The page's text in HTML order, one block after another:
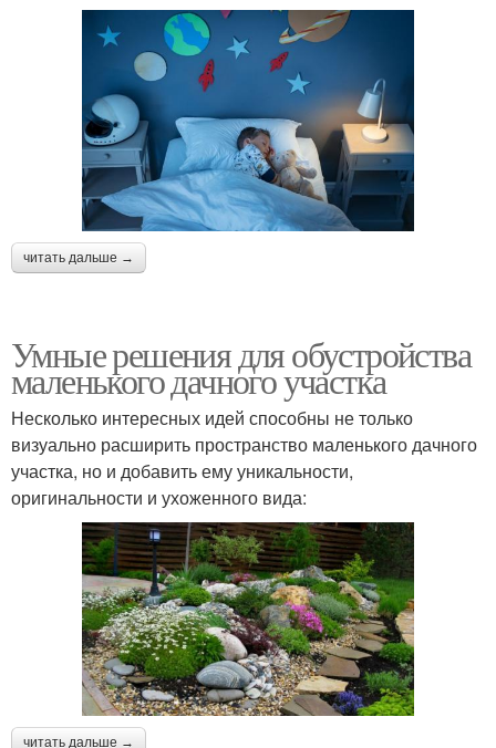
читать дальше →
Умные решения для обустройства
маленького дачного участка
Несколько интересных идей способны не только
визуально расширить пространство маленького дачного
участка, но и добавить ему уникальности,
оригинальности и ухоженного вида:
читать дальше →